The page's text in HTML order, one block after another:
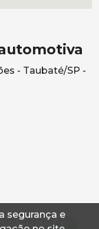
segurança e
- Taubaté/SP -
reservados.